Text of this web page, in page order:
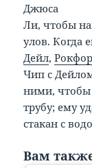
Джюса
Ли, чтобы
улов. Когда
Дейл,Рокфор
Чип с
ними, чтобы
трубу; ему
стакан с
Вам